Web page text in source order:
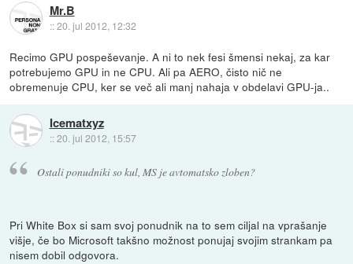
Mr.B
::20. jul 2012, 12:32
Recimo GPU pospeševanje. A ni to nek fesi šmensi nekaj, za kar
potrebujemo GPU in ne CPU. Ali pa AERO, čisto nič ne
obremenuje CPU, ker se več ali manj nahaja v obdelavi GPU-ja..
Icematxyz
::20. jul 2012, 15:57
Ostali ponudniki so kul, MS je avtomatsko zloben?
Pri White Box si sam svoj ponudnik na to sem ciljal na vprašanje
višje, če bo Microsoft takšno možnost ponujaj svojim strankam pa
nisem dobil odgovora.